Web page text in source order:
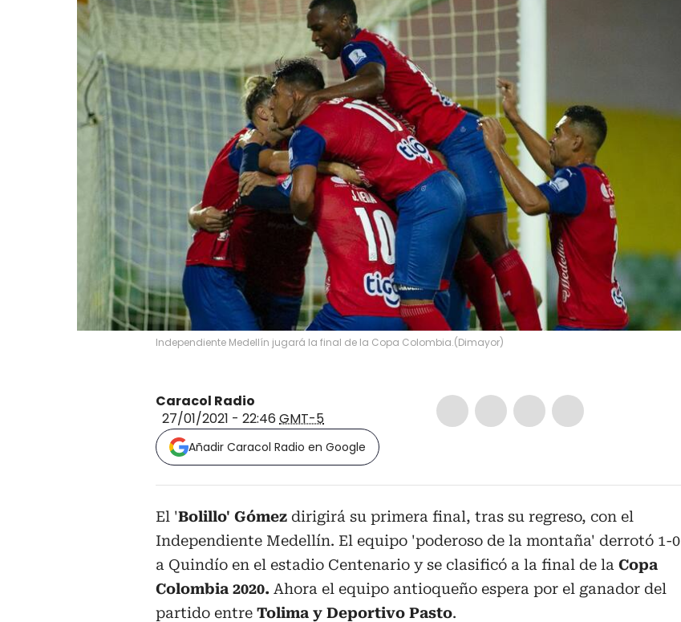
Independiente Medellín jugará la final de la Copa Colombia.(Dimayor)
Caracol Radio
27/01/2021 - 22:46 GMT-5
Añadir Caracol Radio en Google
El 'Bolillo' Gómez dirigirá su primera final, tras su regreso, con el
Independiente Medellín. El equipo 'poderoso de la montaña' derrotó 1-0
a Quindío en el estadio Centenario y se clasificó a la final de la Copa
Colombia 2020. Ahora el equipo antioqueño espera por el ganador del
partido entre Tolima y Deportivo Pasto.